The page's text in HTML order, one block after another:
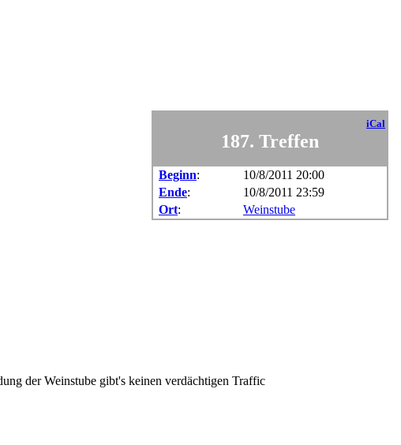
iCal
187. Treffen
Beginn:
10/8/2011 20:00
Ende:
10/8/2011 23:59
Ort: Weinstube
der Weinstube gibt's keinen verdächtigen Traffic